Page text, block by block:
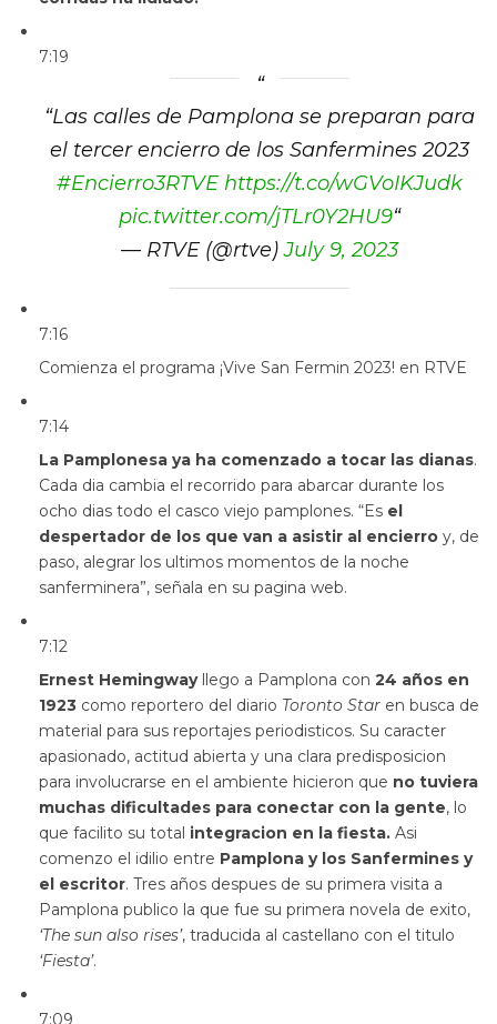
7:19
“Las calles de Pamplona se preparan para
el tercer encierro de los Sanfermines 2023
#Encierro3RTVE https://t.co/wGVoIKJudk
pic.twitter.com/jTLr0Y2HU9“
— RTVE (@rtve)July 9, 2023
7:16
Comienza el programa ¡Vive San Fermin 2023! en RTVE
7:14
La Pamplonesa ya ha comenzado a tocar las dianas.
Cada dia cambia el recorrido para abarcar durante los
ocho dias todo el casco viejo pamplones. “Es el
despertador de los que van a asistir al encierro y, de
paso, alegrar los ultimos momentos de la noche
sanferminera”, señala en su pagina web.
7:12
Ernest Hemingwayllego a Pamplona con 24 años en
1923 como reportero del diario Toronto Star en busca de
material para sus reportajes periodisticos. Su caracter
apasionado, actitud abierta y una clara predisposicion
para involucrarse en el ambiente hicieron que no tuviera
muchas dificultades para conectar con la gente, lo
que facilito su total integracion en la fiesta. Asi
comenzo el idilio entre Pamplona y los Sanfermines y
el escritor. Tres años despues de su primera visita a
Pamplona publico la que fue su primera novela de exito,
‘The sun also rises’, traducida al castellano con el titulo
‘Fiesta’.
7:09